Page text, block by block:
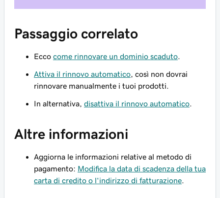
Passaggio correlato
Ecco come rinnovare un dominio scaduto
Attiva il rinnovo automatico , così non dovrai
rinnovare manualmente i tuoi prodotti.
In alternativa, disattiva il rinnovo automatico
Altre informazioni
Aggiorna le informazioni relative al metodo di
pagamento: Modifica la data di scadenza della tua
carta di credito o l'indirizzo di fatturazione